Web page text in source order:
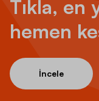
Tıkla, en
hemen
İncele